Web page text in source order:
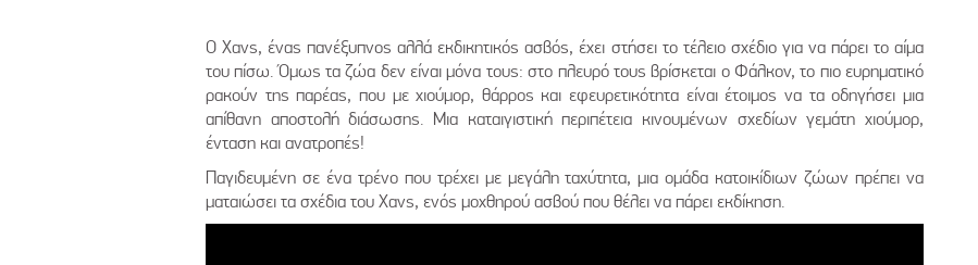
Ο Χανς, ένας πανέξυπνος αλλά εκδικητικός ασβός, έχει στήσει το τέλειο σχέδιο για να πάρει το αίμα
του πίσω. Όμως τα ζώα δεν είναι μόνα τους: στο πλευρό τους βρίσκεται ο Φάλκον, το πιο ευρηματικό
ρακούν της παρέας, που με χιούμορ, θάρρος και εφευρετικότητα είναι έτοιμος να τα οδηγήσει μια
απίθανη αποστολή διάσωσης. Μια καταιγιστική περιπέτεια κινουμένων σχεδίων γεμάτη χιούμορ,
ένταση και ανατροπές!
Παγιδευμένη σε ένα τρένο που τρέχει με μεγάλη ταχύτητα, μια ομάδα κατοικίδιων ζώων πρέπει να
ματαιώσει τα σχέδια του Χανς, ενός μοχθηρού ασβού που θέλει να πάρει εκδίκηση.